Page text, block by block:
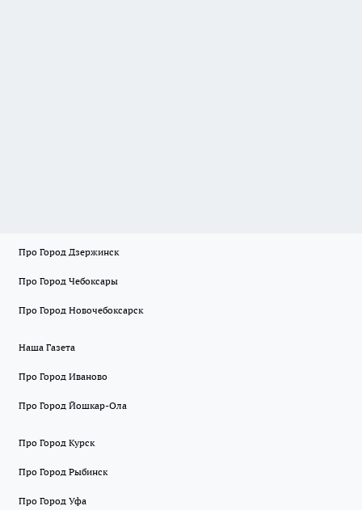
Про Город Дзержинск
Про Город Чебоксары
Про Город Новочебоксарск
Наша Газета
Про Город Иваново
Про Город Йошкар-Ола
Про Город Курск
Про Город Рыбинск
Про Город Уфа